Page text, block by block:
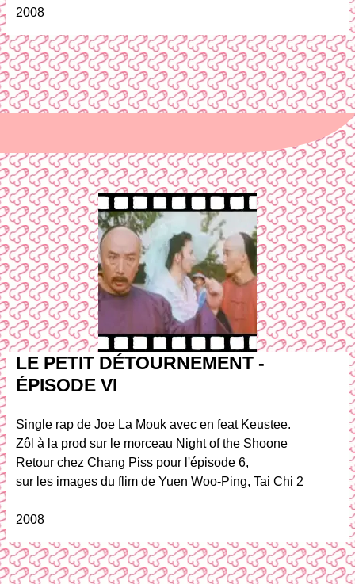
2008
LE PETIT DÉTOURNEMENT -
ÉPISODE VI
Single rap de Joe La Mouk avec en feat Keustee.
Zôl à la prod sur le morceau Night of the Shoone
Retour chez Chang Piss pour l'épisode 6,
sur les images du flim de Yuen Woo-Ping, Tai Chi 2
2008